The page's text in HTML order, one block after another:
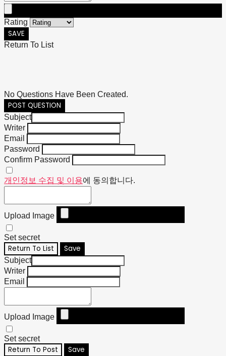
Rating
SAVE
Return To List
No Questions Have Been Created.
POST QUESTION
Subject
Writer
Email
Password
Confirm Password
개인정보 수집 및 이용에 동의합니다.
Upload Image
Set secret
Return To List Save
Subject
Writer
Email
Upload Image
Set secret
Return To Post Save